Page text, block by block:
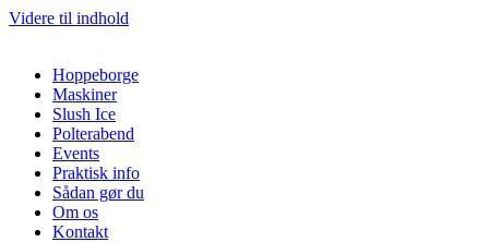
Videre til indhold
Hoppeborge
Maskiner
Slush Ice
Polterabend
Events
Praktisk info
Sådan gør du
Om os
Kontakt